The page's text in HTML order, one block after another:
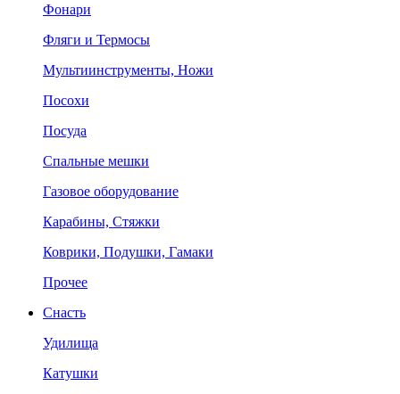
Фонари
Фляги и Термосы
Мультиинструменты, Ножи
Посохи
Посуда
Спальные мешки
Газовое оборудование
Карабины, Стяжки
Коврики, Подушки, Гамаки
Прочее
Снасть
Удилища
Катушки